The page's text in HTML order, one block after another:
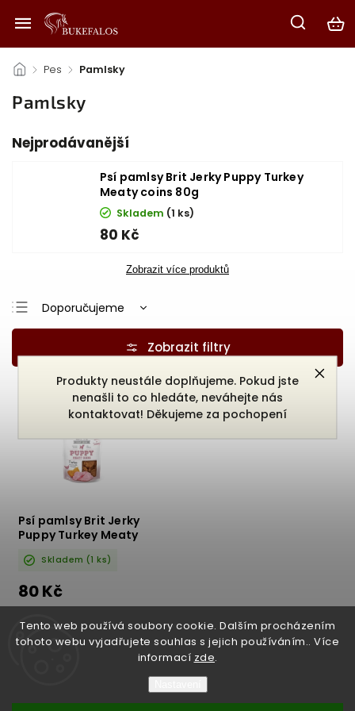
Tento web používá soubory cookie. Dalším procházením
tohoto webu vyjadřujete souhlas s jejich používáním.. Více
informací zde.
Produkty neustále doplňujeme. Pokud jste
nenašli to co hledáte, neváhejte nás
kontaktovat! Děkujeme za pochopení
/ Pes / Pamlsky
Pamlsky
Nejprodávanější
Psí pamlsy Brit Jerky Puppy Turkey
Meaty coins 80g
Skladem (1 ks)
80 Kč
Zobrazit více produktů
Doporučujeme
Nejlevnější
Nejdražší
Nejprodávanější
Abecedně
Psí pamlsy Brit Jerky
Puppy Turkey Meaty
Skladem (1 ks)
80 Kč
DETAIL
Copyright 2026Bukefalos. Všechna práva vyhrazena.